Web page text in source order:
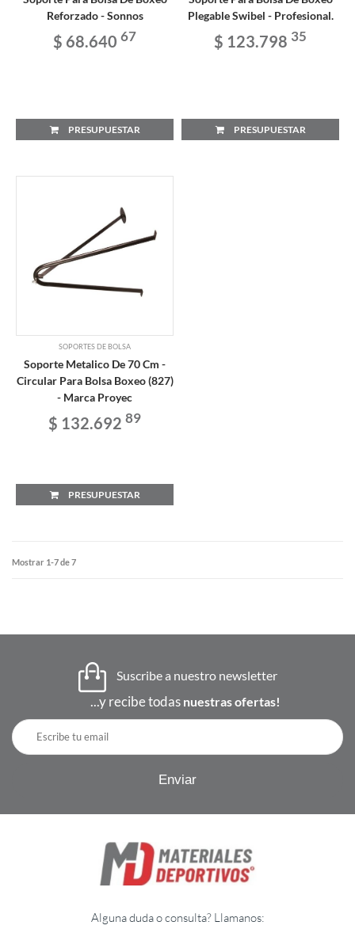
Reforzado - Sonnos
$ 68.640 67
PRESUPUESTAR
Plegable Swibel - Profesional.
$ 123.798 35
PRESUPUESTAR
SOPORTES DE BOLSA
Soporte Metalico De 70 Cm -
Circular Para Bolsa Boxeo (827)
- Marca Proyec
$ 132.692 89
PRESUPUESTAR
Mostrar 1-7 de 7
Suscribe a nuestro newsletter
...y recibe todas nuestras ofertas!
Alguna duda o consulta? Llamanos: